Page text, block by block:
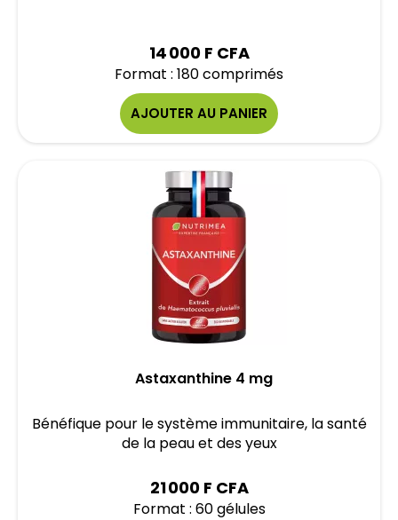
14 000 F CFA
Format : 180 comprimés
AJOUTER AU PANIER
Astaxanthine 4 mg
Bénéfique pour le système immunitaire, la santé
de la peau et des yeux
21 000 F CFA
Format : 60 gélules